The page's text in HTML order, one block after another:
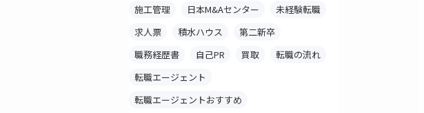
施工管理
日本M&Aセンター
未経験転職
求人票
積水ハウス
第二新卒
職務経歴書
自己PR 買取
転職の流れ
転職エージェント
転職エージェントおすすめ